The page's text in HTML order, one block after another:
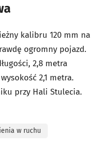
kalibru 120 mm na
ogromny pojazd.
2,8 metra
2,1 metra.
przy Hali Stulecia.
w ruchu